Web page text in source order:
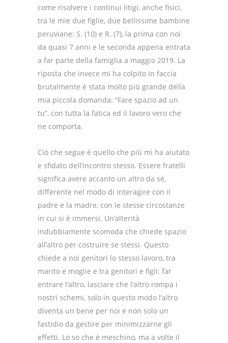
come risolvere i continui litigi, anche fisici,
tra le mie due figlie, due bellissime bambine
peruviane: S. (10) e R. (7), la prima con noi
da quasi 7 anni e le seconda appena entrata
a far parte della famiglia a maggio 2019. La
riposta che invece mi ha colpito in faccia
brutalmente è stata molto più grande della
mia piccola domanda: “Fare spazio ad un
tu”, con tutta la fatica ed il lavoro vero che
ne comporta.
Ciò che segue è quello che più mi ha aiutato
e sfidato dell’incontro stesso. Essere fratelli
significa avere accanto un altro da sé,
differente nel modo di interagire con il
padre e la madre, con le stesse circostanze
in cui si è immersi. Un’alterità
indubbiamente scomoda che chiede spazio
all’altro per costruire se stessi. Questo
chiede a noi genitori lo stesso lavoro, tra
marito e moglie e tra genitori e figli: far
entrare l’altro, lasciare che l’altro rompa i
nostri schemi, solo in questo modo l’altro
diventa un bene per noi e non solo un
fastidio da gestire per minimizzarne gli
effetti. Lo so che è meschino, ma a volte il